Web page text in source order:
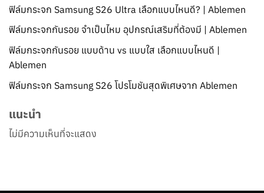
ฟิล์มกระจก Samsung S26 Ultra เลือกแบบไหนดี? | Ablemen
ฟิล์มกระจกกันรอย จำเป็นไหม อุปกรณ์เสริมที่ต้องมี | Ablemen
ฟิล์มกระจกกันรอย แบบด้าน vs แบบใส เลือกแบบไหนดี |
Ablemen
ฟิล์มกระจก Samsung S26 โปรโมชันสุดพิเศษจาก Ablemen
แนะนำ
ไม่มีความเห็นที่จะแสดง